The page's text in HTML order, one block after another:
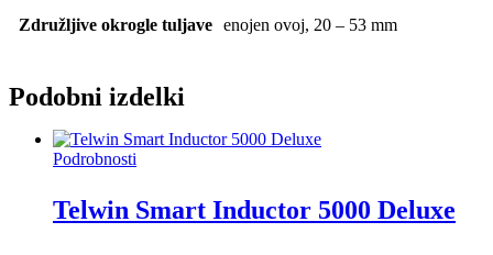
Združljive okrogle tuljave enojen ovoj, 20 – 53 mm
Podobni izdelki
Podrobnosti
Telwin Smart Inductor 5000 Deluxe